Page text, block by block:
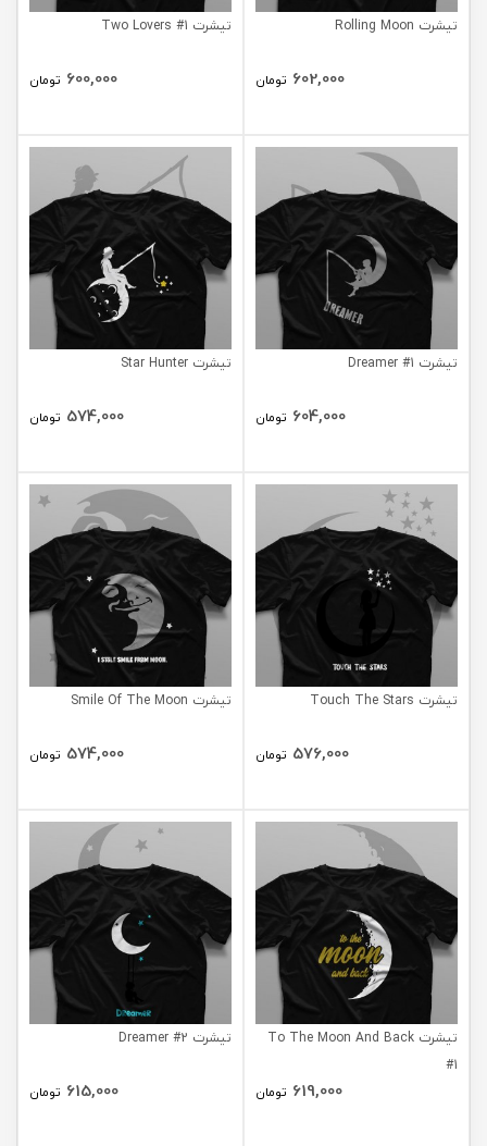
تیشرت Rolling Moon
602,000 تومان
تیشرت Two Lovers #1
600,000 تومان
تیشرت Dreamer #1
604,000 تومان
تیشرت Star Hunter
574,000 تومان
تیشرت Touch The Stars
576,000 تومان
تیشرت Smile Of The Moon
574,000 تومان
تیشرت To The Moon And Back
#1
619,000 تومان
تیشرت Dreamer #2
615,000 تومان